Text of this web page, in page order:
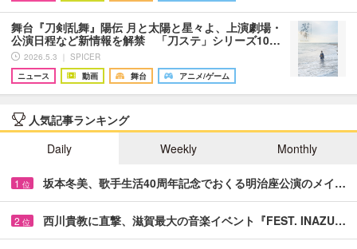
舞台『刀剣乱舞』陽伝 月と太陽と星々よ、上演劇場・
公演日程など新情報を解禁 「刀ステ」シリーズ10…
2026.5.3 ｜ SPICER
ニュース
動画 舞台 アニメ/ゲーム
人気記事ランキング
Daily
Weekly Monthly
1 位 坂本冬美、歌手生活40周年記念でおくる明治座公演のメイ…
2 位 西川貴教に直撃、滋賀最大の音楽イベント『FEST. INAZU…